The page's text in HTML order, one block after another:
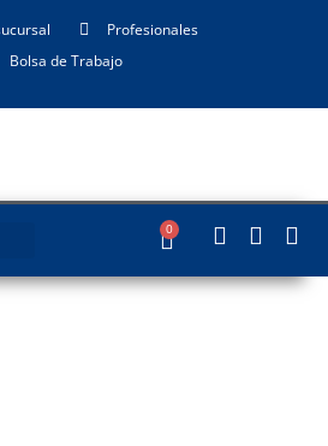
Profesionales
Bolsa de Trabajo
0